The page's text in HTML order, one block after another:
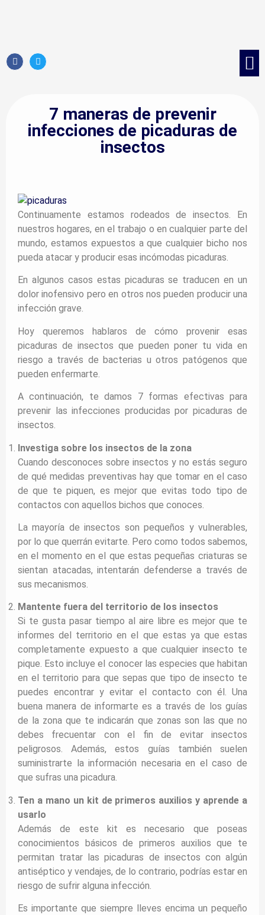
7 maneras de prevenir
infecciones de picaduras de
insectos
Continuamente estamos rodeados de insectos. En
nuestros hogares, en el trabajo o en cualquier parte del
mundo, estamos expuestos a que cualquier bicho nos
pueda atacar y producir esas incómodas picaduras.
En algunos casos estas picaduras se traducen en un
dolor inofensivo pero en otros nos pueden producir una
infección grave.
Hoy queremos hablaros de cómo provenir esas
picaduras de insectos que pueden poner tu vida en
riesgo a través de bacterias u otros patógenos que
pueden enfermarte.
A continuación, te damos 7 formas efectivas para
prevenir las infecciones producidas por picaduras de
insectos.
Investiga sobre los insectos de la zona
Cuando desconoces sobre insectos y no estás seguro
de qué medidas preventivas hay que tomar en el caso
de que te piquen, es mejor que evitas todo tipo de
contactos con aquellos bichos que conoces.
La mayoría de insectos son pequeños y vulnerables,
por lo que querrán evitarte. Pero como todos sabemos,
en el momento en el que estas pequeñas criaturas se
sientan atacadas, intentarán defenderse a través de
sus mecanismos.
Mantente fuera del territorio de los insectos
Si te gusta pasar tiempo al aire libre es mejor que te
informes del territorio en el que estas ya que estas
completamente expuesto a que cualquier insecto te
pique. Esto incluye el conocer las especies que habitan
en el territorio para que sepas que tipo de insecto te
puedes encontrar y evitar el contacto con él. Una
buena manera de informarte es a través de los guías
de la zona que te indicarán que zonas son las que no
debes frecuentar con el fin de evitar insectos
peligrosos. Además, estos guías también suelen
suministrarte la información necesaria en el caso de
que sufras una picadura.
Ten a mano un kit de primeros auxilios y aprende a
usarlo
Además de este kit es necesario que poseas
conocimientos básicos de primeros auxilios que te
permitan tratar las picaduras de insectos con algún
antiséptico y vendajes, de lo contrario, podrías estar en
riesgo de sufrir alguna infección.
Es importante que siempre lleves encima un pequeño